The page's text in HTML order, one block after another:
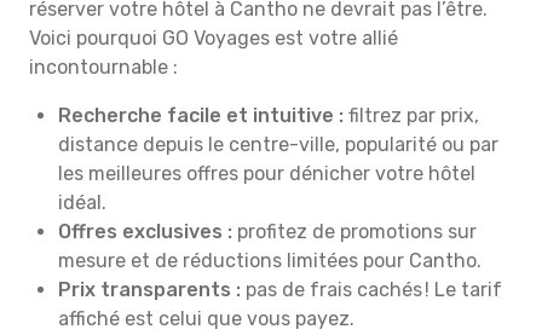
réserver votre hôtel à Cantho ne devrait pas l’être.
Voici pourquoi GO Voyages est votre allié
incontournable :
Recherche facile et intuitive : filtrez par prix,
distance depuis le centre-ville, popularité ou par
les meilleures offres pour dénicher votre hôtel
idéal.
Offres exclusives : profitez de promotions sur
mesure et de réductions limitées pour Cantho.
Prix transparents : pas de frais cachés ! Le tarif
affiché est celui que vous payez.